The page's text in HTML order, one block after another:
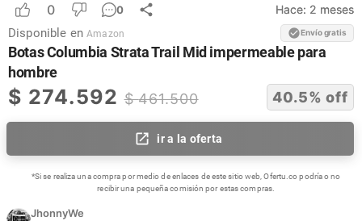
0 0 Hace: 2 meses
Disponible en Amazon Envío gratis
Botas Columbia Strata Trail Mid impermeable para
hombre
$ 274.592 $461.500 40.5% off
ir a la oferta
*Si se realiza una compra por medio de enlaces de este sitio web, Ofertu.co podría o no
recibir una pequeña comisión por estas compras.
JhonnyWe